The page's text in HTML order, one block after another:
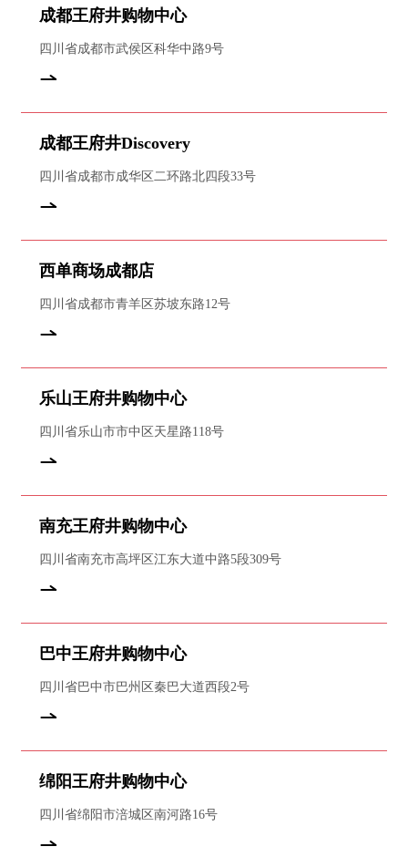
成都王府井购物中心
四川省成都市武侯区科华中路9号
成都王府井Discovery
四川省成都市成华区二环路北四段33号
西单商场成都店
四川省成都市青羊区苏坡东路12号
乐山王府井购物中心
四川省乐山市市中区天星路118号
南充王府井购物中心
四川省南充市高坪区江东大道中路5段309号
巴中王府井购物中心
四川省巴中市巴州区秦巴大道西段2号
绵阳王府井购物中心
四川省绵阳市涪城区南河路16号